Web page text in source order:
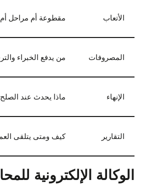
الأتعاب مقطوعة أم مراحل
المصروفات من يدفع الخبراء
الإنهاء ماذا يحدث عند
التقارير كيف ومتى يتلقى
الوكالة الإلكترونية